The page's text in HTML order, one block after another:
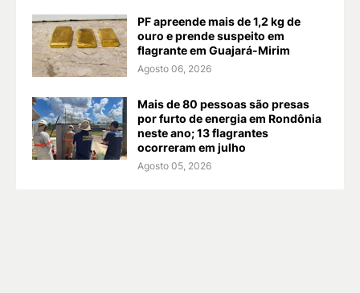
PF apreende mais de 1,2 kg de
ouro e prende suspeito em
flagrante em Guajará-Mirim
Agosto 06, 2026
Mais de 80 pessoas são presas
por furto de energia em Rondônia
neste ano; 13 flagrantes
ocorreram em julho
Agosto 05, 2026